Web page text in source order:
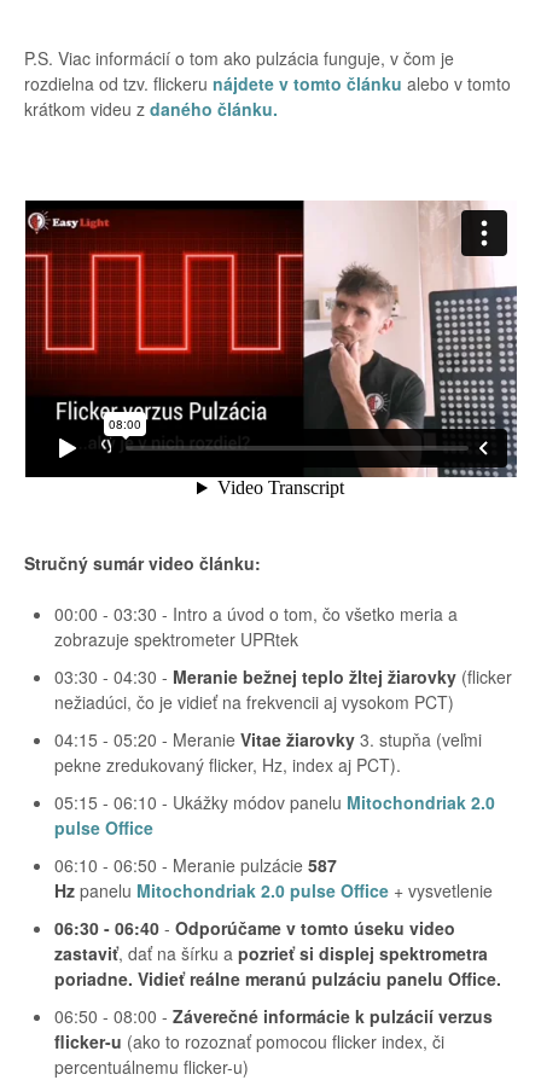
P.S. Viac informácií o tom ako pulzácia funguje, v čom je
rozdielna od tzv. flickeru nájdete v tomto článku alebo v tomto
krátkom videu z daného článku.
Stručný sumár video článku:
00:00 - 03:30 - Intro a úvod o tom, čo všetko meria a
zobrazuje spektrometer UPRtek
03:30 - 04:30 - Meranie bežnej teplo žltej žiarovky (flicker
nežiadúci, čo je vidieť na frekvencii aj vysokom PCT)
04:15 - 05:20 - Meranie Vitae žiarovky 3. stupňa (veľmi
pekne zredukovaný flicker, Hz, index aj PCT).
05:15 - 06:10 - Ukážky módov panelu Mitochondriak 2.0
pulse Office
06:10 - 06:50 - Meranie pulzácie 587
Hz panelu Mitochondriak 2.0 pulse Office + vysvetlenie
06:30 - 06:40 - Odporúčame v tomto úseku video
zastaviť, dať na šírku a pozrieť si displej spektrometra
poriadne. Vidieť reálne meranú pulzáciu panelu Office.
06:50 - 08:00 - Záverečné informácie k pulzácií verzus
flicker-u (ako to rozoznať pomocou flicker index, či
percentuálnemu flicker-u)